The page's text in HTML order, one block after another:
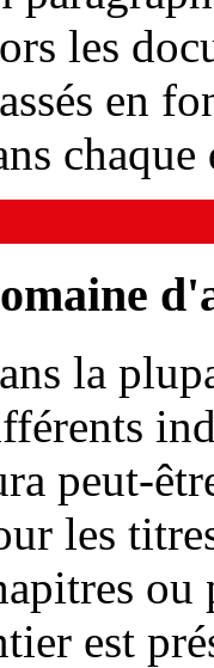
les
en
la
peut-
les
ou
est